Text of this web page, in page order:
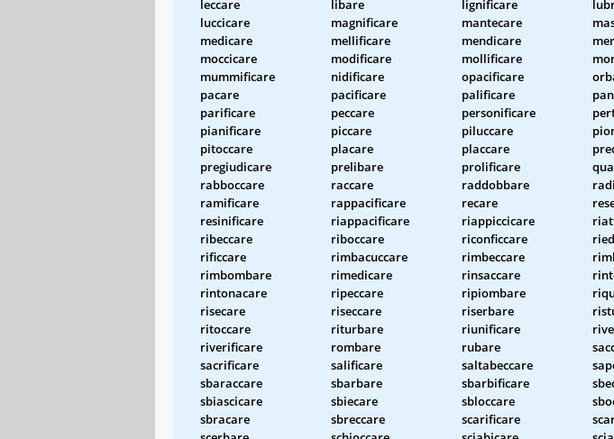
leccare
libare lignificare
luccicare
magnificare mantecare
medicare
mellificare mendicare
moccicare
modificare mollificare
mummificare
nidificare opacificare
pacare
pacificare palificare
parificare
peccare personificare
pianificare
piccare piluccare
pitoccare
placare placcare
pregiudicare
prelibare prolificare
rabboccare
raccare raddobbare
ramificare
rappacificare recare
resinificare
riappacificare riappiccicare
ribeccare
riboccare riconficcare
rificcare
rimbacuccare rimbeccare
rimbombare
rimedicare rinsaccare
rintonacare
ripeccare ripiombare
risecare
riseccare riserbare
ritoccare
riturbare riunificare
riverificare
rombare rubare
sacrificare
salificare saltabeccare
sbaraccare
sbarbare sbarbificare
sbiascicare
sbiecare sbloccare
sbracare
sbreccare scarificare